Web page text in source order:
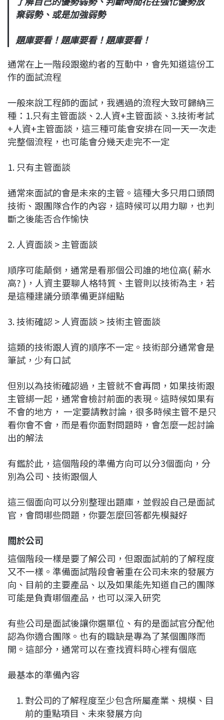
棄弱勢、或是加強弱勢
題庫要看！題庫要看！題庫要看！
通常在上一階段跟邀約者的互動中，會先知道這份工
作的面試流程
一般來說工程師的面試，我遇過的流程大致可歸納三
種：1.只有主管面談、2.人資+主管面談、3.技術考試
+人資+主管面談，這三種可能會安排在同一天一次走
完整個流程，也可能會分幾天走完不一定
1. 只有主管面談
通常來面試的會是未來的主管。這種大多只用口頭問
技術、跟團隊合作的內容，這時候可以用力聊，也判
斷之後能否合作愉快
2. 人資面談 > 主管面談
順序可能顛倒，通常是看那個公司誰的地位高( 薪水
高? )，人資主要聊人格特質、主管則以技術為主，若
是這種建議分頭準備更詳細點
3. 技術確認 > 人資面談 > 技術主管面談
這類的技術跟人資的順序不一定。技術部分通常會是
筆試，少有口試
但別以為技術確認過，主管就不會再問，如果技術跟
主管綁一起，通常會檢討前面的表現。這時候如果有
不會的地方， 一定要請教討論，很多時候主管不是只
看你會不會，而是看你面對問題時，會怎麼一起討論
出的解法
有鑑於此，這個階段的準備方向可以分3個面向，分
別為公司、技術跟個人
這三個面向可以分別整理出題庫，並假設自己是面試
官，會問哪些問題，你要怎麼回答都先模擬好
關於公司
這個階段一樣是要了解公司，但跟面試前的了解程度
又不一樣。準備面試階段會著重在公司未來的發展方
向、目前的主要產品、以及如果能先知道自己的團隊
可能是負責哪個產品，也可以深入研究
有些公司是面試後讓你選單位、有的是面試官分配他
認為你適合團隊。也有的職缺是專為了某個團隊而
開。這部分，通常可以在查找資料時心裡有個底
最基本的準備內容
對公司的了解程度至少包含所屬產業、規模、目
前的重點項目、未來發展方向